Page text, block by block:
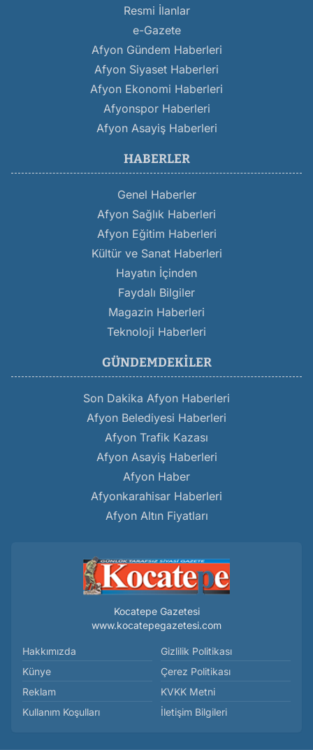
Resmi İlanlar
e-Gazete
Afyon Gündem Haberleri
Afyon Siyaset Haberleri
Afyon Ekonomi Haberleri
Afyonspor Haberleri
Afyon Asayiş Haberleri
HABERLER
Genel Haberler
Afyon Sağlık Haberleri
Afyon Eğitim Haberleri
Kültür ve Sanat Haberleri
Hayatın İçinden
Faydalı Bilgiler
Magazin Haberleri
Teknoloji Haberleri
GÜNDEMDEKILER
Son Dakika Afyon Haberleri
Afyon Belediyesi Haberleri
Afyon Trafik Kazası
Afyon Asayiş Haberleri
Afyon Haber
Afyonkarahisar Haberleri
Afyon Altın Fiyatları
Kocatepe Gazetesi
www.kocatepegazetesi.com
Hakkımızda
Künye
Reklam
Kullanım Koşulları
Gizlilik Politikası
Çerez Politikası
KVKK Metni
İletişim Bilgileri